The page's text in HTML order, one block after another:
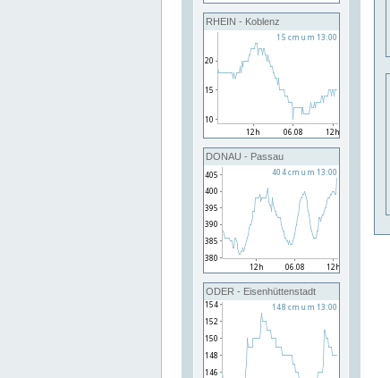
RHEIN - Koblenz
DONAU - Passau
ODER - Eisenhüttenstadt